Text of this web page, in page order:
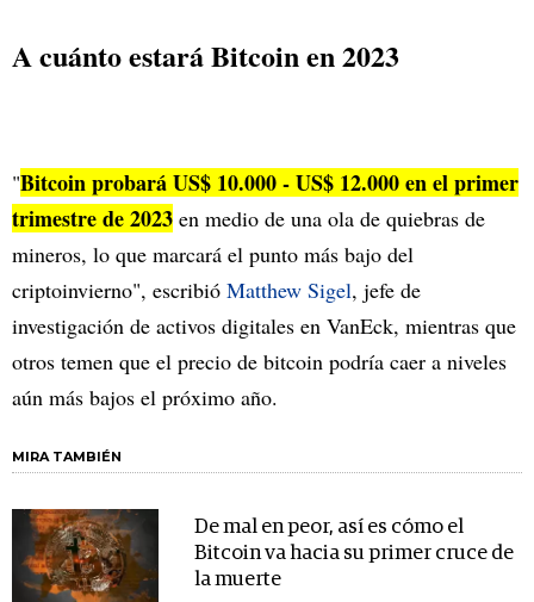
A cuánto estará Bitcoin en 2023
"Bitcoin probará US$ 10.000 - US$ 12.000 en el primer
trimestre de 2023 en medio de una ola de quiebras de
mineros, lo que marcará el punto más bajo del
criptoinvierno", escribió Matthew Sigel, jefe de
investigación de activos digitales en VanEck, mientras que
otros temen que el precio de bitcoin podría caer a niveles
aún más bajos el próximo año.
MIRA TAMBIÉN
De mal en peor, así es cómo el
Bitcoin va hacia su primer cruce de
la muerte